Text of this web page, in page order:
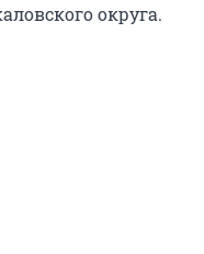
округа.